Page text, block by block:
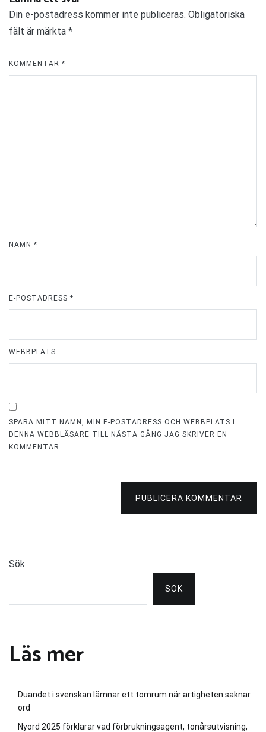
Din e-postadress kommer inte publiceras. Obligatoriska
fält är märkta *
KOMMENTAR *
NAMN *
E-POSTADRESS *
WEBBPLATS
SPARA MITT NAMN, MIN E-POSTADRESS OCH WEBBPLATS I
DENNA WEBBLÄSARE TILL NÄSTA GÅNG JAG SKRIVER EN
KOMMENTAR.
PUBLICERA KOMMENTAR
ALTERNATIVE:
Sök
SÖK
Läs mer
Duandet i svenskan lämnar ett tomrum när artigheten saknar
ord
Nyord 2025 förklarar vad förbrukningsagent, tonårsutvisning,